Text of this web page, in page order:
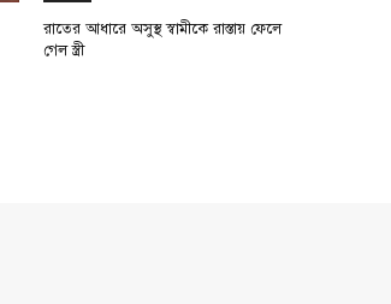
রাতের আধারে অসুস্থ স্বামীকে রাস্তায় ফেলে
গেল স্ত্রী